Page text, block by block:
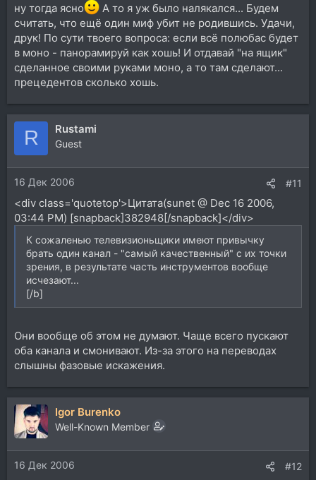
ну тогда ясно
А то я уж было налякался... Будем
считать, что ещё один миф убит не родившись. Удачи,
друк! По сути твоего вопроса: если всё полюбас будет
в моно - панорамируй как хошь! И отдавай "на ящик"
сделанное своими руками моно, а то там сделают...
прецедентов сколько хошь.
R Rustami
Guest
16 Дек 2006 #11
<div class='quotetop'>Цитата(sunet @ Dec 16 2006,
03:44 PM) [snapback]382948[/snapback]</div>
К сожаленью телевизионьщики имеют привычку
брать один канал - "самый качественный" с их точки
зрения, в результате часть инструментов вообще
исчезают...
[/b]
Они вообще об этом не думают. Чаще всего пускают
оба канала и смонивают. Из-за этого на переводах
слышны фазовые искажения.
Igor Burenko
Well-Known Member
16 Дек 2006 #12